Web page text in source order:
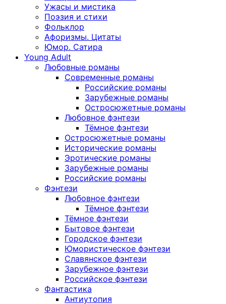
Ужасы и мистика
Поэзия и стихи
Фольклор
Афоризмы. Цитаты
Юмор. Сатира
Young Adult
Любовные романы
Современные романы
Российские романы
Зарубежные романы
Остросюжетные романы
Любовное фэнтези
Тёмное фэнтези
Остросюжетные романы
Исторические романы
Эротические романы
Зарубежные романы
Российские романы
Фэнтези
Любовное фэнтези
Тёмное фэнтези
Тёмное фэнтези
Бытовое фэнтези
Городское фэнтези
Юмористическое фэнтези
Славянское фэнтези
Зарубежное фэнтези
Российское фэнтези
Фантастика
Антиутопия